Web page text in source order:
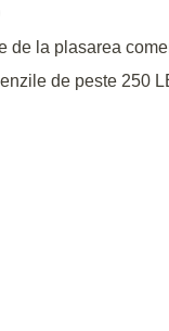
de la plasarea
de peste 250